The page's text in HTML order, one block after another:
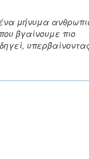
ένα μήνυμα
βγαίνουμε πιο